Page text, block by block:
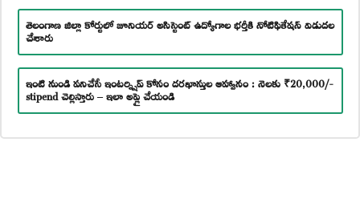
తెలంగాణ జిల్లా కోర్టులో జూనియర్ అసిస్టెంట్ ఉద్యోగాల భర్తీకి నోటిఫికేషన్ విడుదల
చేశారు
ఇంటి నుండి పనిచేసే ఇంటర్న్షిప్ కోసం దరఖాస్తుల ఆహ్వానం : నెలకు ₹20,000/-
stipend చెల్లిస్తారు – ఇలా అప్లై చేయండి